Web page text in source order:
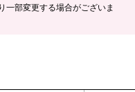
一部変更する場合がございま